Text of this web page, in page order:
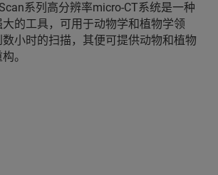
系列高分辨率micro-CT系统是一种
的工具，可用于动物学和植物学领
小时的扫描，其便可提供动物和植物
。